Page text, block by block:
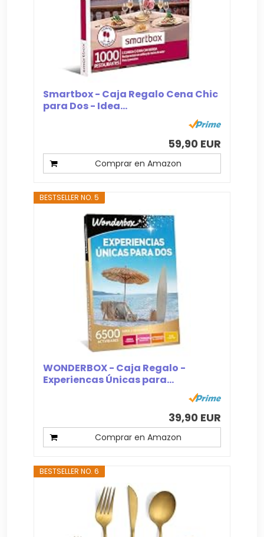
Smartbox - Caja Regalo Cena Chic
para Dos - Idea...
59,90 EUR
Comprar en Amazon
BESTSELLER NO. 5
WONDERBOX - Caja Regalo -
Experiencas Únicas para...
39,90 EUR
Comprar en Amazon
BESTSELLER NO. 6